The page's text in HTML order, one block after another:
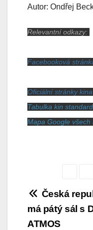
Autor: Ondřej
Relevantní odkazy:
Facebooková
Oficiální stránky
Tabulka kin
Mapa Google
pro
Česká
má pátý sál s
ATMOS